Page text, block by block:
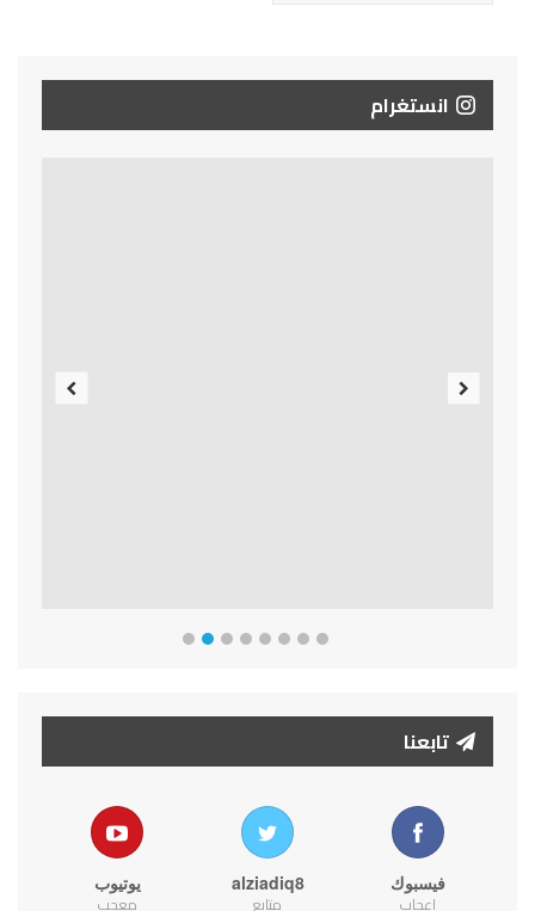
انستغرام
تابعنا
فيسبوك
اعجاب
alziadiq8
متابع
يوتيوب
معجب